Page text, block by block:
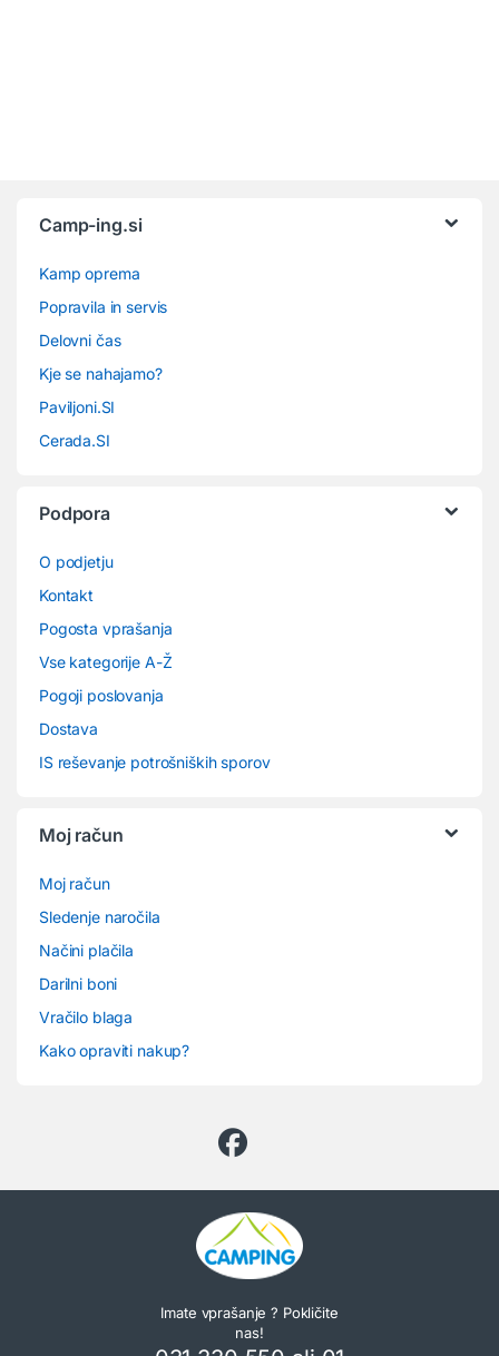
Camp-ing.si
Kamp oprema
Popravila in servis
Delovni čas
Kje se nahajamo?
Paviljoni.SI
Cerada.SI
Podpora
O podjetju
Kontakt
Pogosta vprašanja
Vse kategorije A-Ž
Pogoji poslovanja
Dostava
IS reševanje potrošniških sporov
Moj račun
Moj račun
Sledenje naročila
Načini plačila
Darilni boni
Vračilo blaga
Kako opraviti nakup?
Imate vprašanje ? Pokličite
nas!